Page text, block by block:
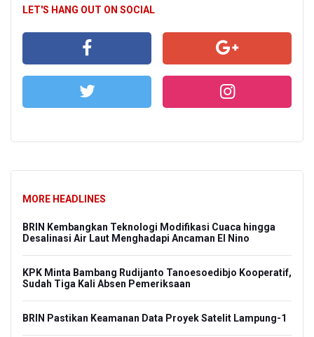
LET'S HANG OUT ON SOCIAL
MORE HEADLINES
BRIN Kembangkan Teknologi Modifikasi Cuaca hingga
Desalinasi Air Laut Menghadapi Ancaman El Nino
KPK Minta Bambang Rudijanto Tanoesoedibjo Kooperatif,
Sudah Tiga Kali Absen Pemeriksaan
BRIN Pastikan Keamanan Data Proyek Satelit Lampung-1